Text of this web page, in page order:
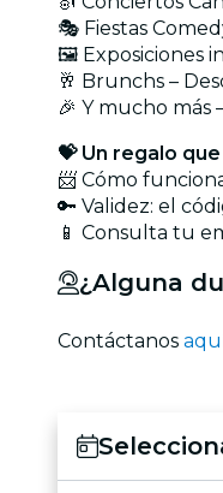
🎭 Fiestas
🖼️ Exposiciones
🥂 Brunchs –
🎉 Y mucho
💝 Un regalo
📨 Cómo
🔑 Validez: el
📱 Consulta tu
¿Alguna
Contáctanos